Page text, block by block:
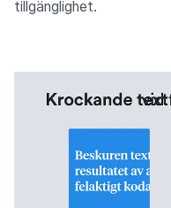
tillgänglighet.